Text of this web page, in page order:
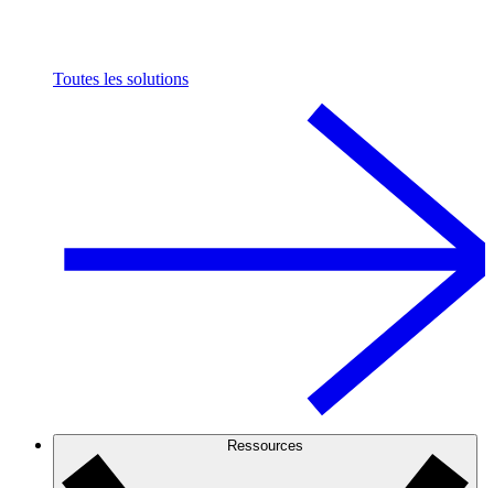
Toutes les solutions
Ressources